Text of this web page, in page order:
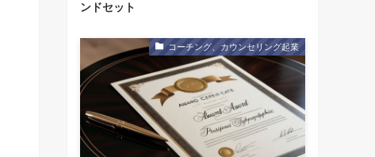
ンドセット
コーチング、カウンセリング起業